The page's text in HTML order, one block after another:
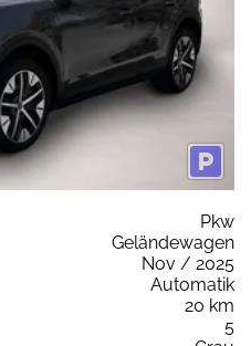
Pkw
Geländewagen
Nov / 2025
Automatik
20 km
5